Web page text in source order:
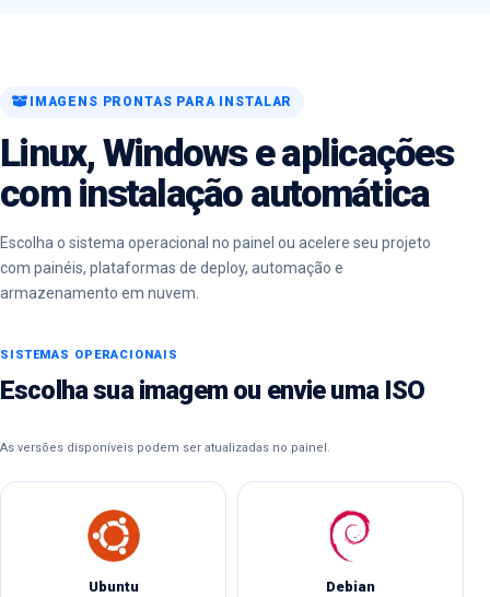
IMAGENS PRONTAS PARA INSTALAR
Linux, Windows e aplicações
com instalação automática
Escolha o sistema operacional no painel ou acelere seu projeto
com painéis, plataformas de deploy, automação e
armazenamento em nuvem.
SISTEMAS OPERACIONAIS
Escolha sua imagem ou envie uma ISO
As versões disponíveis podem ser atualizadas no painel.
Ubuntu Debian